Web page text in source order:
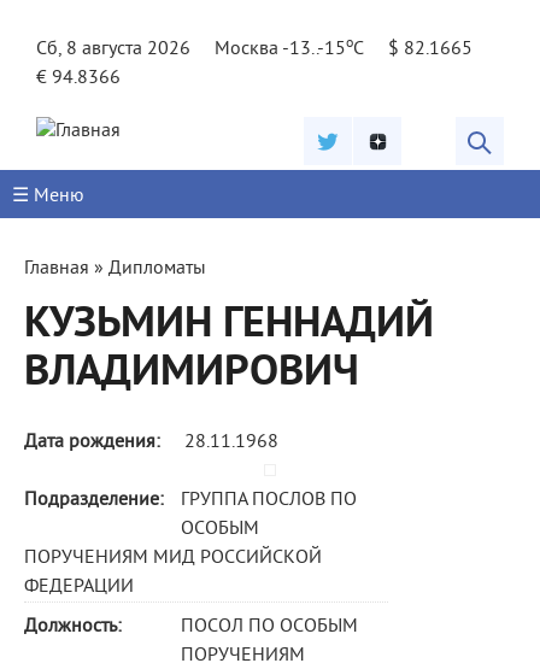
Сб, 8 августа 2026
Москва -13..-15oC
$ 82.1665
€ 94.8366
☰ Меню
Вы
здесь
Главная » Дипломаты
КУЗЬМИН ГЕННАДИЙ
ВЛАДИМИРОВИЧ
Дата рождения: 28.11.1968
Подразделение:
ГРУППА ПОСЛОВ ПО
ОСОБЫМ
ПОРУЧЕНИЯМ МИД РОССИЙСКОЙ
ФЕДЕРАЦИИ
Должность:
ПОСОЛ ПО ОСОБЫМ
ПОРУЧЕНИЯМ